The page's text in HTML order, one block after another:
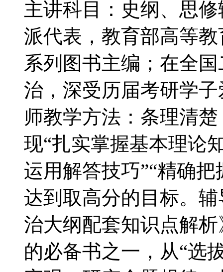
主讲科目：史纲、思
派代表，教育部高等
系列图书主编；在全
治，深受历届考研学
师教学方法：条理清
现“扎实掌握基本理论
运用解答技巧”“精确
达到取高分的目标。
治大纲配套知识点解
的必备书之一，从“选